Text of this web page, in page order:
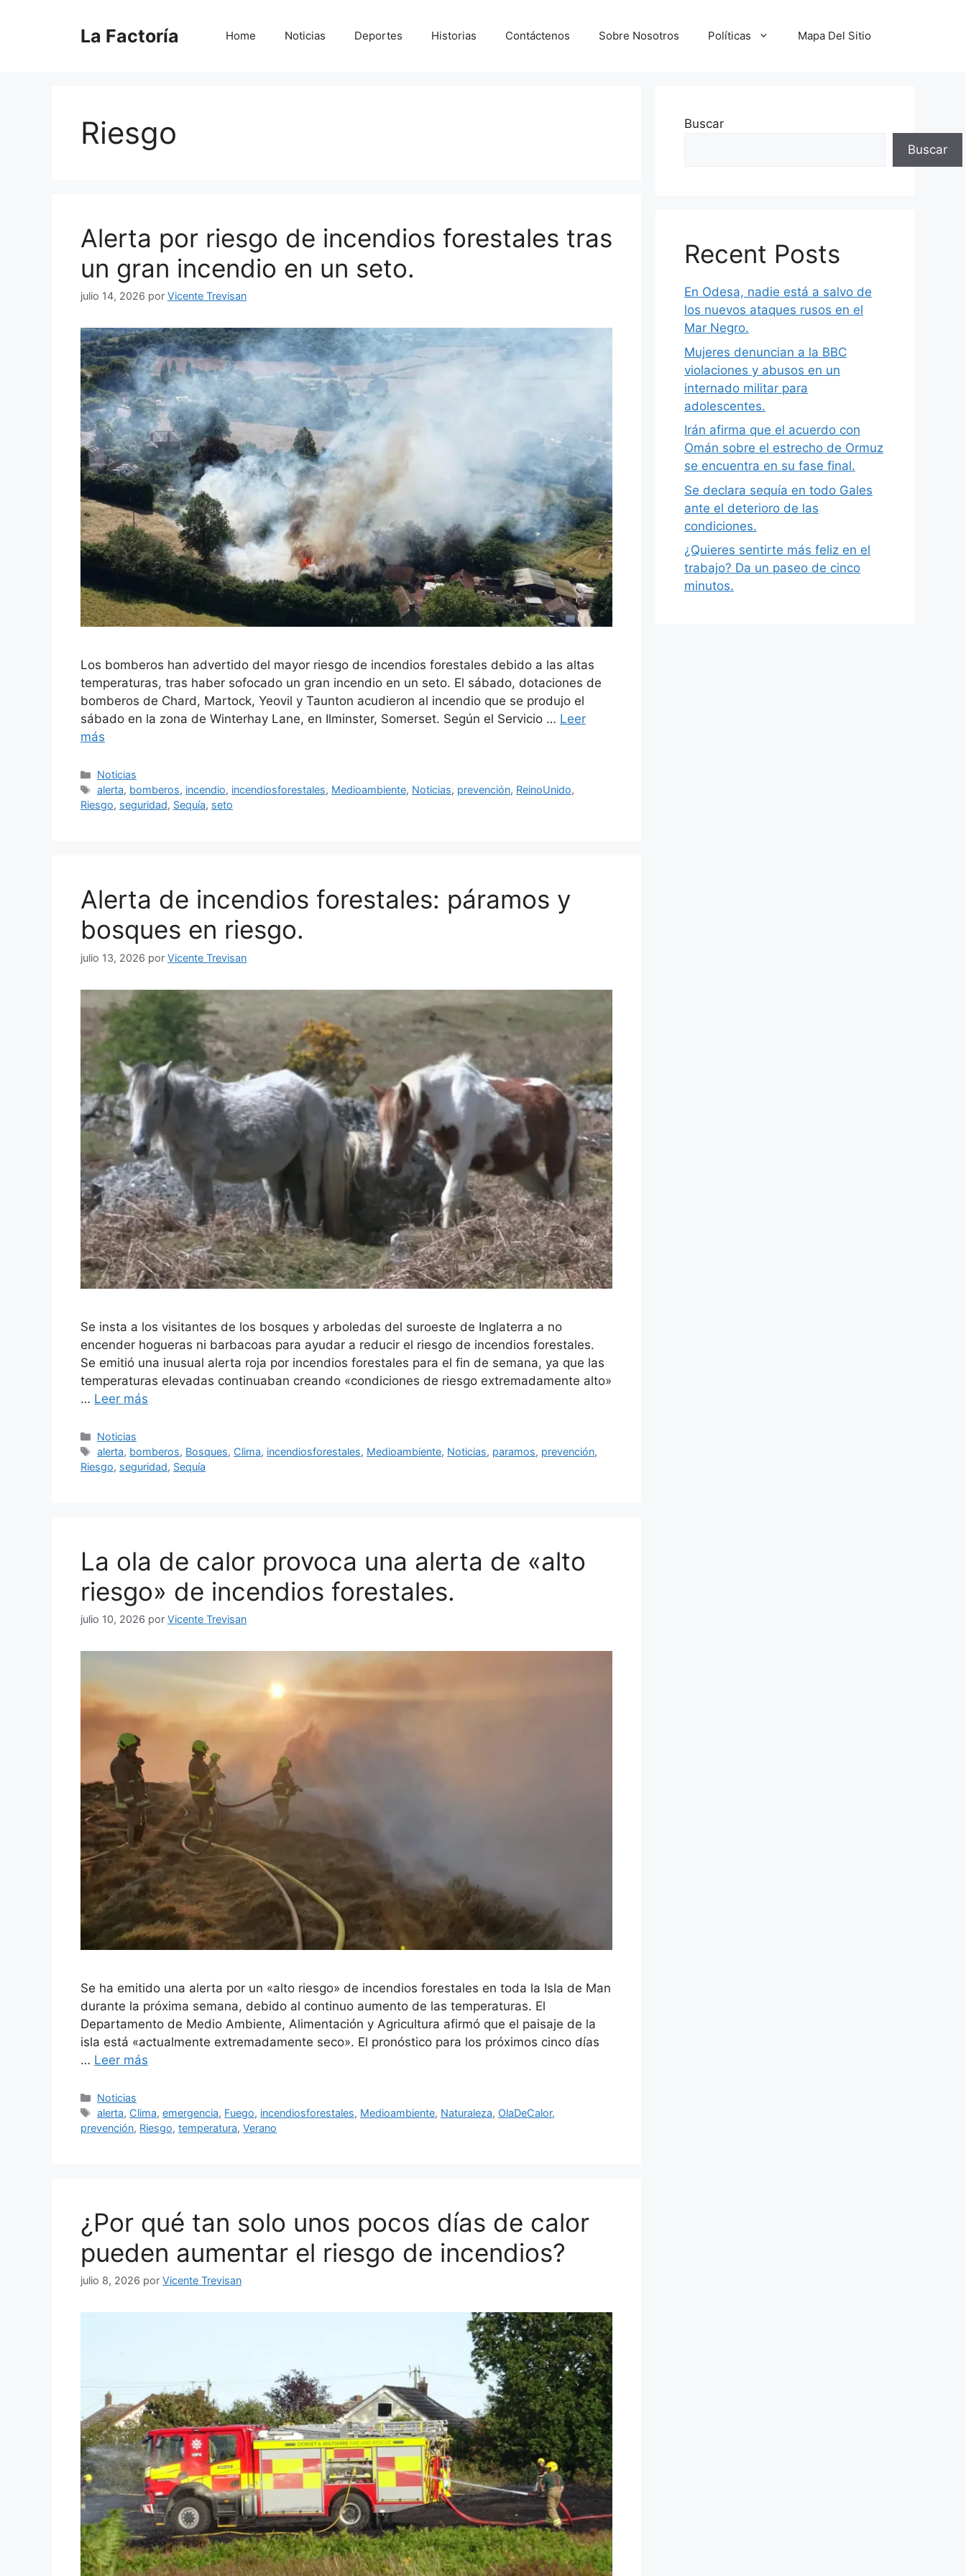
La Factoría Home Noticias Deportes Historias Contáctenos Sobre Nosotros Políticas Mapa Del Sitio
Riesgo
Alerta por riesgo de incendios forestales tras
un gran incendio en un seto.
julio 14, 2026 por Vicente Trevisan
Los bomberos han advertido del mayor riesgo de incendios forestales debido a las altas
temperaturas, tras haber sofocado un gran incendio en un seto. El sábado, dotaciones de
bomberos de Chard, Martock, Yeovil y Taunton acudieron al incendio que se produjo el
sábado en la zona de Winterhay Lane, en Ilminster, Somerset. Según el Servicio … Leer
más
Categorías
Noticias
Etiquetas
alerta, bomberos, incendio, incendiosforestales, Medioambiente, Noticias, prevención, ReinoUnido,
Riesgo, seguridad, Sequía, seto
Alerta de incendios forestales: páramos y
bosques en riesgo.
julio 13, 2026 por Vicente Trevisan
Se insta a los visitantes de los bosques y arboledas del suroeste de Inglaterra a no
encender hogueras ni barbacoas para ayudar a reducir el riesgo de incendios forestales.
Se emitió una inusual alerta roja por incendios forestales para el fin de semana, ya que las
temperaturas elevadas continuaban creando «condiciones de riesgo extremadamente alto»
… Leer más
Categorías
Noticias
Etiquetas
alerta, bomberos, Bosques, Clima, incendiosforestales, Medioambiente, Noticias, paramos, prevención,
Riesgo, seguridad, Sequía
La ola de calor provoca una alerta de «alto
riesgo» de incendios forestales.
julio 10, 2026 por Vicente Trevisan
Se ha emitido una alerta por un «alto riesgo» de incendios forestales en toda la Isla de Man
durante la próxima semana, debido al continuo aumento de las temperaturas. El
Departamento de Medio Ambiente, Alimentación y Agricultura afirmó que el paisaje de la
isla está «actualmente extremadamente seco». El pronóstico para los próximos cinco días
… Leer más
Categorías
Noticias
Etiquetas
alerta, Clima,emergencia, Fuego, incendiosforestales, Medioambiente, Naturaleza, OlaDeCalor,
prevención, Riesgo, temperatura, Verano
¿Por qué tan solo unos pocos días de calor
pueden aumentar el riesgo de incendios?
julio 8, 2026 por Vicente Trevisan
Buscar
Buscar
Recent Posts
En Odesa, nadie está a salvo de
los nuevos ataques rusos en el
Mar Negro.
Mujeres denuncian a la BBC
violaciones y abusos en un
internado militar para
adolescentes.
Irán afirma que el acuerdo con
Omán sobre el estrecho de Ormuz
se encuentra en su fase final.
Se declara sequía en todo Gales
ante el deterioro de las
condiciones.
¿Quieres sentirte más feliz en el
trabajo? Da un paseo de cinco
minutos.